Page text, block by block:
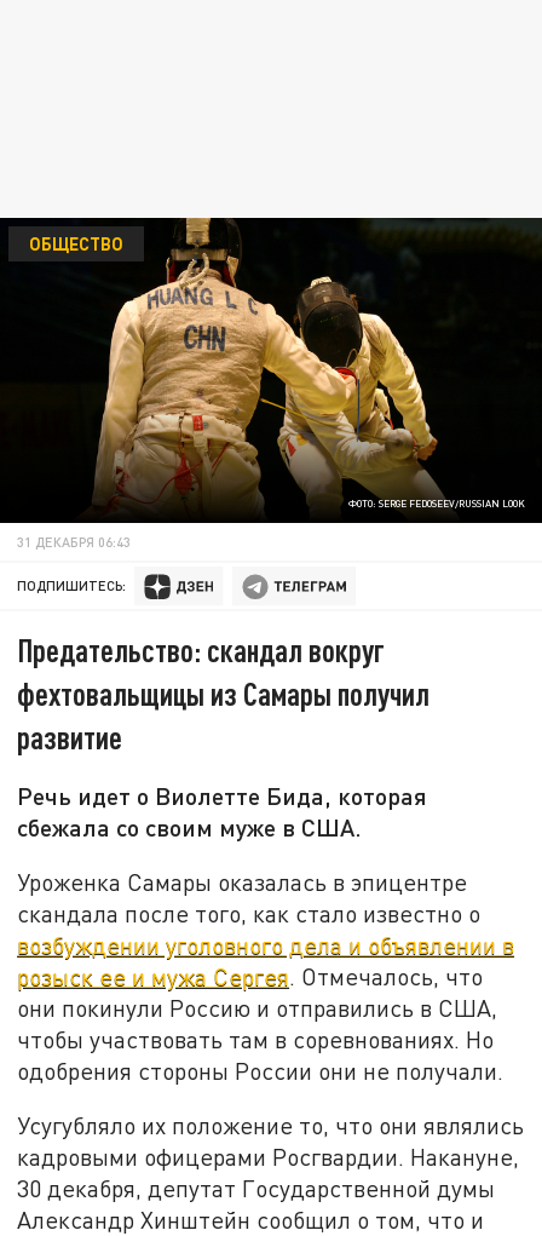
ФОТО: SERGE FEDOSEEV/RUSSIAN LOOK
ОБЩЕСТВО
31 ДЕКАБРЯ 06:43
ПОДПИШИТЕСЬ:
Предательство: скандал вокруг
фехтовальщицы из Самары получил
развитие
Речь идет о Виолетте Бида, которая
сбежала со своим муже в США.
Уроженка Самары оказалась в эпицентре
скандала после того, как стало известно о
возбуждении уголовного дела и объявлении в
розыск ее и мужа Сергея. Отмечалось, что
они покинули Россию и отправились в США,
чтобы участвовать там в соревнованиях. Но
одобрения стороны России они не получали.
Усугубляло их положение то, что они являлись
кадровыми офицерами Росгвардии. Накануне,
30 декабря, депутат Государственной думы
Александр Хинштейн сообщил о том, что и